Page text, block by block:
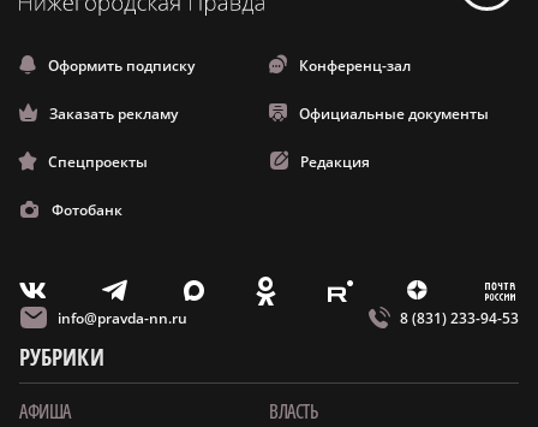
Оформить подписку Конференц-зал
Заказать рекламу Официальные документы
Спецпроекты Редакция
Фотобанк
V T X O E Z m
info@pravda-nn.ru 8 (831) 233-94-53
РУБРИКИ
АФИША
ВЛАСТЬ